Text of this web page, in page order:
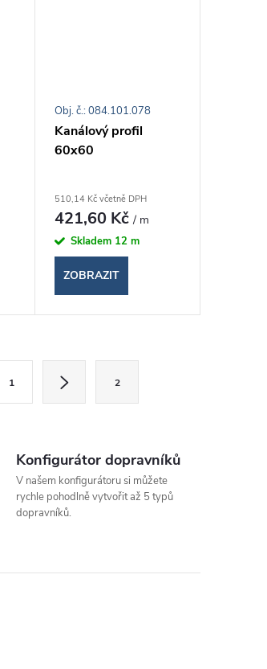
Kanálový profil
60x60
510,14 Kč včetně DPH
421,60 Kč/ m
Skladem 12 m
ZOBRAZIT
Obj. č.: 084.101.078
1 2
Konfigurátor dopravníků
V našem konfigurátoru si můžete
rychle pohodlně vytvořit až 5 typů
dopravníků.